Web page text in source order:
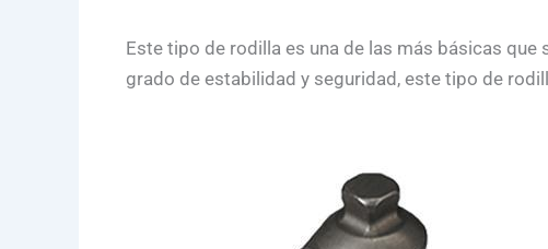
Este tipo de rodilla es una de las más básicas
grado de estabilidad y seguridad, este tipo de